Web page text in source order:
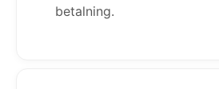
betalning.